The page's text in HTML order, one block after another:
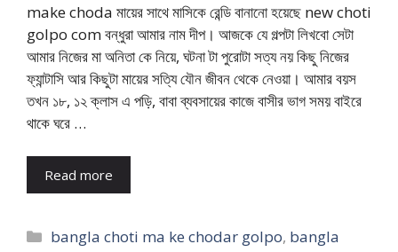
make choda মায়ের সাথে মাসিকে রেন্ডি বানানো হয়েছে new choti
golpo com বন্ধুরা আমার নাম দীপ। আজকে যে গল্পটা লিখবো সেটা
আমার নিজের মা অনিতা কে নিয়ে, ঘটনা টা পুরোটা সত্য নয় কিছু নিজের
ফ্যান্টাসি আর কিছুটা মায়ের সত্যি যৌন জীবন থেকে নেওয়া। আমার বয়স
তখন ১৮, ১২ ক্লাস এ পড়ি, বাবা ব্যবসায়ের কাজে বাসীর ভাগ সময় বাইরে
থাকে ঘরে …
Read more
Categories
bangla choti ma ke chodar golpo, bangla